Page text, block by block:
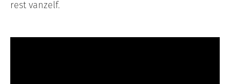
rest vanzelf.